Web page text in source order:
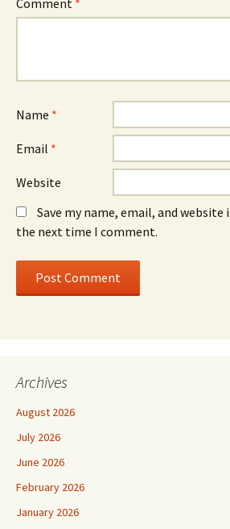
Comment *
Name *
Email *
Website
Save my name, email, and
the next time I comment.
Archives
August 2026
July 2026
June 2026
February 2026
January 2026